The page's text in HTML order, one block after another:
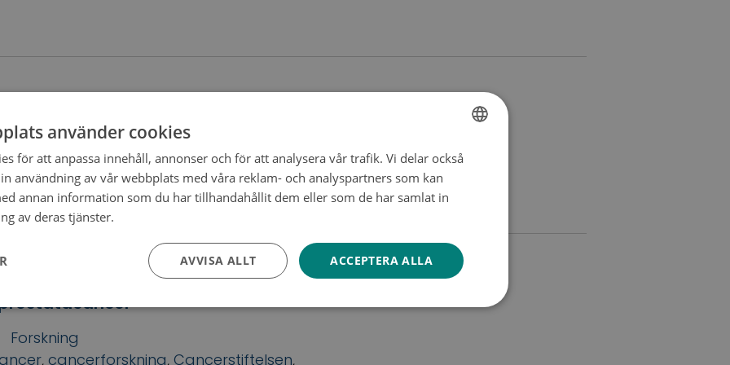
Nyheter
,cancerforskning,Cancerstiftelsen,julinsamling
2021: Anssi Auvinens forskningsgrupp
Forskning
,cancerforskning,Cancerstiftelsen,
FINNISH
SWEDISH
använder cookies
för att anpassa innehåll, annonser och för att analysera vår trafik. Vi delar också
användning av vår webbplats med våra reklam- och analyspartners som kan
annan information som du har tillhandahållit dem eller som de har samlat in
av deras tjänster.
ACCEPTERA ALLA
AVVISA ALLT